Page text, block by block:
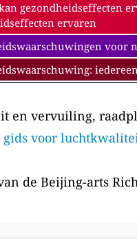
gezondheidseffecten
ervaren
voor
en vervuiling,
gids voor
de Beijing-arts